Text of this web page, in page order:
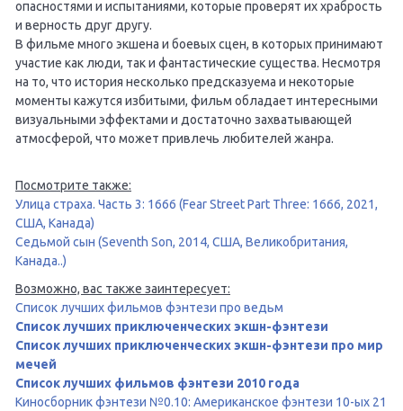
опасностями и испытаниями, которые проверят их храбрость
и верность друг другу.
В фильме много экшена и боевых сцен, в которых принимают
участие как люди, так и фантастические существа. Несмотря
на то, что история несколько предсказуема и некоторые
моменты кажутся избитыми, фильм обладает интересными
визуальными эффектами и достаточно захватывающей
атмосферой, что может привлечь любителей жанра.
Посмотрите также:
Улица страха. Часть 3: 1666 (Fear Street Part Three: 1666, 2021,
США, Канада)
Седьмой сын (Seventh Son, 2014, США, Великобритания,
Канада..)
Возможно, вас также заинтересует:
Список лучших фильмов фэнтези про ведьм
Список лучших приключенческих экшн-фэнтези
Список лучших приключенческих экшн-фэнтези про мир
мечей
Список лучших фильмов фэнтези 2010 года
Киносборник фэнтези №0.10: Американское фэнтези 10-ых 21